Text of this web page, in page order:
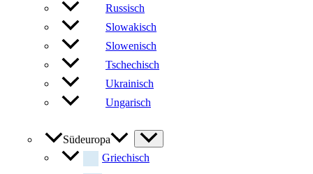
Russisch
Slowakisch
Slowenisch
Tschechisch
Ukrainisch
Ungarisch
Südeuropa
Griechisch